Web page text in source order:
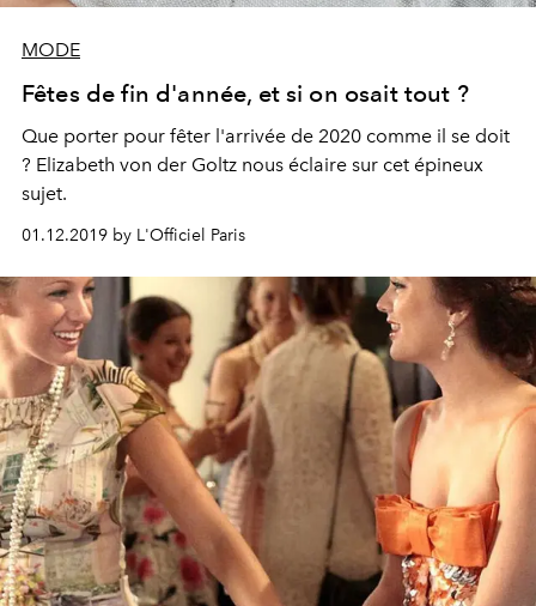
MODE
Fêtes de fin d'année, et si on osait tout ?
Que porter pour fêter l'arrivée de 2020 comme il se doit
? Elizabeth von der Goltz nous éclaire sur cet épineux
sujet.
01.12.2019 by L'Officiel Paris